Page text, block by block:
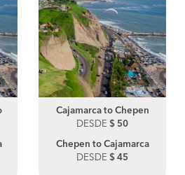
Cajamarca to Chepen
DESDE $ 50
Chepen to Cajamarca
DESDE $ 45